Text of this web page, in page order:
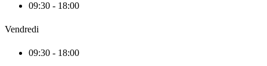
09:30 - 18:00
Vendredi
09:30 - 18:00